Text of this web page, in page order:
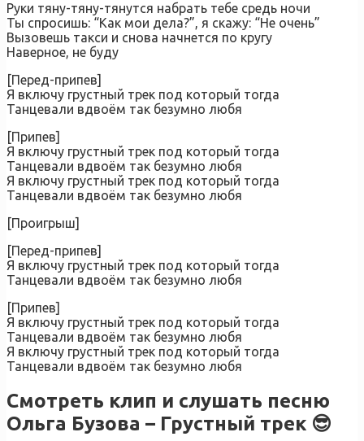
Руки тяну-тяну-тянутся набрать тебе средь ночи
Ты спросишь: “Как мои дела?”, я скажу: “Не очень”
Вызовешь такси и снова начнется по кругу
Наверное, не буду
[Перед-припев]
Я включу грустный трек под который тогда
Танцевали вдвоём так безумно любя
[Припев]
Я включу грустный трек под который тогда
Танцевали вдвоём так безумно любя
Я включу грустный трек под который тогда
Танцевали вдвоём так безумно любя
[Проигрыш]
[Перед-припев]
Я включу грустный трек под который тогда
Танцевали вдвоём так безумно любя
[Припев]
Я включу грустный трек под который тогда
Танцевали вдвоём так безумно любя
Я включу грустный трек под который тогда
Танцевали вдвоём так безумно любя
Смотреть клип и слушать песню
Ольга Бузова – Грустный трек 😎